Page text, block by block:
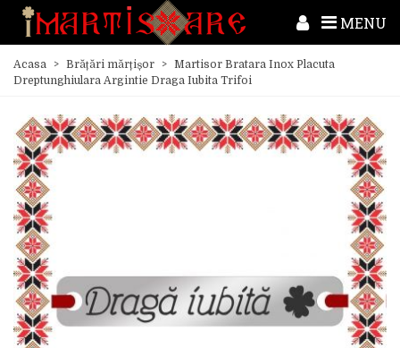
MENU
Acasa > Brățări mărțișor > Martisor Bratara Inox Placuta
Dreptunghiulara Argintie Draga Iubita Trifoi